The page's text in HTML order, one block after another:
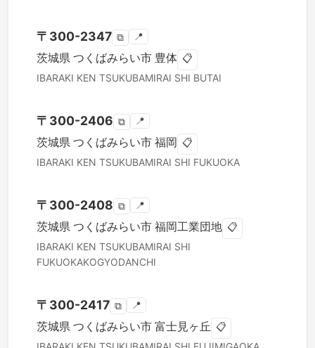
〒 300-2347 ⧉ 📍
茨城県 つくばみらい市 豊体 📋
IBARAKI KEN TSUKUBAMIRAI SHI BUTAI
〒 300-2406 ⧉ 📍
茨城県 つくばみらい市 福岡 📋
IBARAKI KEN TSUKUBAMIRAI SHI FUKUOKA
〒 300-2408 ⧉ 📍
茨城県 つくばみらい市 福岡工業団地 📋
IBARAKI KEN TSUKUBAMIRAI SHI
FUKUOKAKOGYODANCHI
〒 300-2417 ⧉ 📍
茨城県 つくばみらい市 富士見ヶ丘 📋